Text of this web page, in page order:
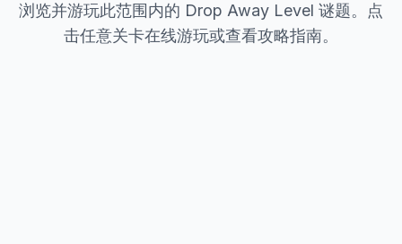
浏览并游玩此范围内的 Drop Away Level 谜题。点
击任意关卡在线游玩或查看攻略指南。